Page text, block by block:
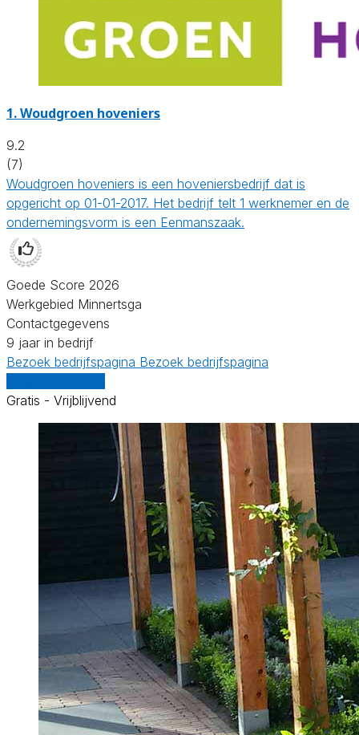
1.Woudgroen hoveniers
9.2
(7)
Woudgroen hoveniers is een hoveniersbedrijf dat is
opgericht op 01-01-2017. Het bedrijf telt 1 werknemer en de
ondernemingsvorm is een Eenmanszaak.
Goede Score 2026
Werkgebied Minnertsga
Contactgegevens
9 jaar in bedrijf
Bezoek bedrijfspagina Bezoek bedrijfspagina
Gratis - Vrijblijvend